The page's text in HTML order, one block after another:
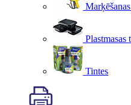
Plastmasas
Tintes